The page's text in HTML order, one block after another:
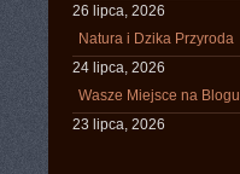
26 lipca, 2026
Natura i Dzika Przyroda
24 lipca, 2026
Wasze Miejsce na Blogu
23 lipca, 2026